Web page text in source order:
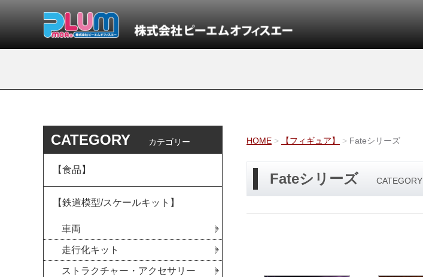
HOME 【フィギュア】 Fateシリーズ
Fateシリーズ CATEGORY
CATEGORY カテゴリー
【食品】
【鉄道模型/スケールキット】
車両
走行化キット
ストラクチャー・アクセサリー